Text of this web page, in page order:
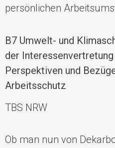
persönlichen
B7 Umwelt- und
der
Perspektiven und
Arbeitsschutz
TBS NRW
Ob man nun von